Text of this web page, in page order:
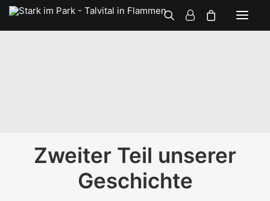
Zweiter Teil unserer
Geschichte